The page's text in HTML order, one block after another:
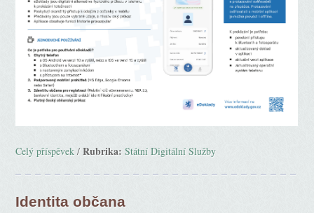
Celý příspěvek /Rubrika: Státní Digitální Služby
Identita občana